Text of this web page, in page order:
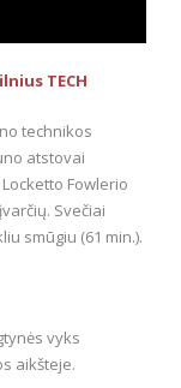
TECH
technikos
atstovai
Fowlerio
Svečiai
smūgiu (61 min.).
vyks
aikšteje.